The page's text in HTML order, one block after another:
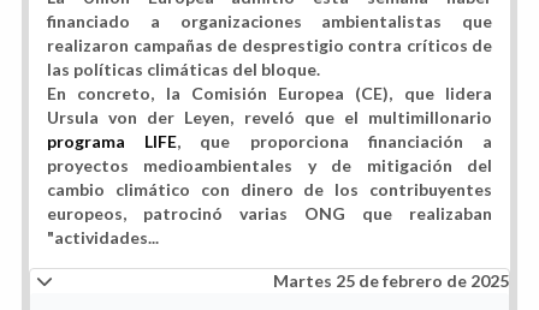
financiado a organizaciones ambientalistas que
realizaron campañas de desprestigio contra críticos de
las políticas climáticas del bloque.
En concreto, la Comisión Europea (CE), que lidera
Ursula von der Leyen, reveló que el multimillonario
programa LIFE, que proporciona financiación a
proyectos medioambientales y de mitigación del
cambio climático con dinero de los contribuyentes
europeos, patrocinó varias ONG que realizaban
"actividades...
Martes 25 de febrero de 2025